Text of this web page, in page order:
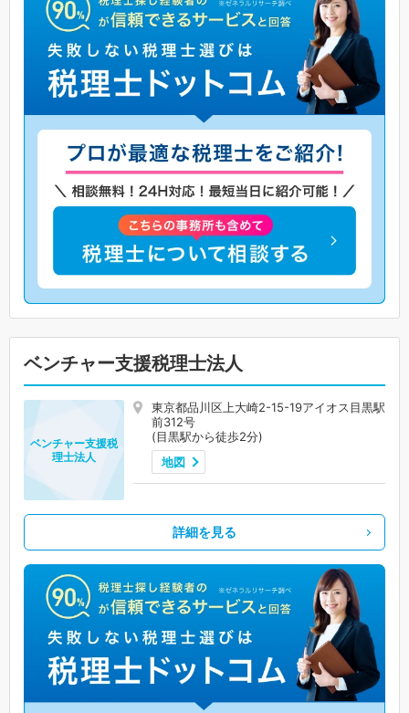
ベンチャー支援税理士法人
東京都品川区上大崎2-15-19アイオス目黒駅
前312号
(目黒駅から徒歩2分)
地図
ベンチャー支援税
理士法人
詳細を見る